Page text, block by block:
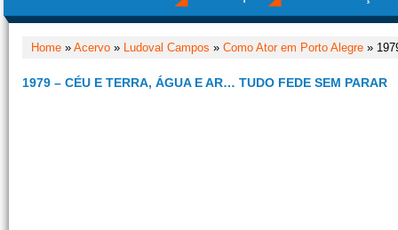
Home » Acervo » Ludoval Campos » Como Ator em Porto Alegre »
1979 – CÉU E TERRA, ÁGUA E AR… TUDO FEDE SEM PARAR